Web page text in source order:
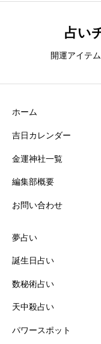
占い
開運アイテ
ホーム
吉日カレンダー
金運神社一覧
編集部概要
お問い合わせ
夢占い
誕生日占い
数秘術占い
天中殺占い
パワースポット